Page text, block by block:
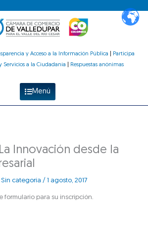
y Acceso a la Información Pública
Participa
Servicios a la Ciudadanía
Respuestas anónimas
Menú
Innovación desde la
Sin categoría /1 agosto, 2017
formulario para su inscripción.